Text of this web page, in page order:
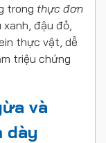
trong thực đơn
đậu đỏ,
thực vật, dễ
triệu chứng
và
dày